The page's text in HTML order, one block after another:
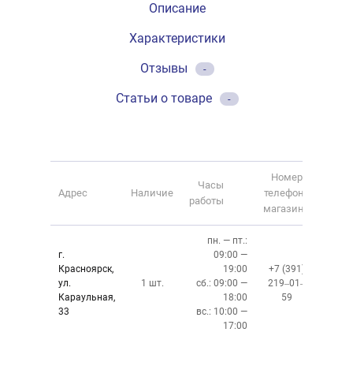
Описание
Характеристики
Отзывы
-
Статьи о товаре -
Адрес Наличие
Часы
работы
Номер
телефона
магазина
г.
Красноярск,
ул.
Караульная,
33
1 шт.
пн. — пт.:
09:00 —
19:00
сб.: 09:00 —
18:00
вс.: 10:00 —
17:00
+7 (391)
219‒01‒
59